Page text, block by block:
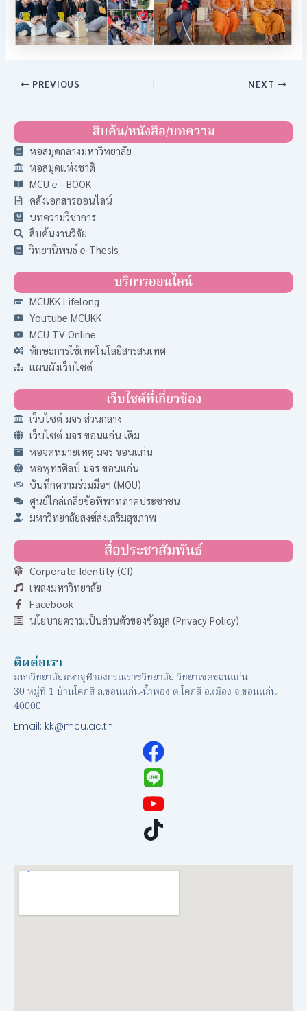
PREVIOUS NEXT
สืบค้น/หนังสือ/บทความ
หอสมุดกลางมหาวิทยาลัย
หอสมุดแห่งชาติ
MCU e - BOOK
คลังเอกสารออนไลน์
บทความวิชาการ
สืบค้นงานวิจัย
วิทยานิพนธ์ e-Thesis
บริการออนไลน์
MCUKK Lifelong
Youtube MCUKK
MCU TV Online
ทักษะการใช้เทคโนโลยีสารสนเทศ
แผนผังเว็บไซต์
เว็บไซต์ที่เกี่ยวข้อง
เว็บไซต์ มจร ส่วนกลาง
เว็บไซต์ มจร ขอนแก่น เดิม
หอจดหมายเหตุ มจร ขอนแก่น
หอพุทธศิลป์ มจร ขอนแก่น
บันทึกความร่วมมือฯ (MOU)
ศูนย์ไกล่เกลี่ยข้อพิพาทภาคประชาชน
มหาวิทยาลัยสงฆ์ส่งเสริมสุขภาพ
สื่อประชาสัมพันธ์
Corporate Identity (CI)
เพลงมหาวิทยาลัย
Facebook
นโยบายความเป็นส่วนตัวของข้อมูล (Privacy Policy)
ติดต่อเรา
มหาวิทยาลัยมหาจุฬาลงกรณราชวิทยาลัย วิทยาเขตขอนแก่น
30 หมู่ที่ 1 บ้านโคกสี ถ.ขอนแก่น-น้ำพอง ต.โคกสี อ.เมือง จ.ขอนแก่น
40000
Email: kk@mcu.ac.th